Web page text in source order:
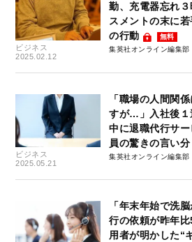
ビジネス
2025.02.12
勤、充電器忘れ
スメントの末に
の行動
無料
集英社オンライン編集部
ビジネス
2025.05.21
「職場の人間関
すが…」入社後１
中に退職代行サ
員の驚きの言い分
集英社オンライン編集部
「年末年始で洗
行の依頼が昨年
用者が明かした“